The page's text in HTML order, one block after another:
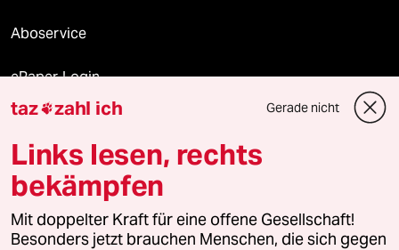
Aboservice
ePaper Login
Downloads für Abonnierende
© 2026 taz Verlags und Vertriebs GmbH
Alle Rechte vorbehalten. Bei rechtlichen Fragen oder für Genehmigungen
wenden Sie sich bitte an
lizenzen@taz.de
taz zahl ich Gerade nicht
Links lesen, rechts
bekämpfen
Mit doppelter Kraft für eine offene Gesellschaft!
Besonders jetzt brauchen Menschen, die sich gegen